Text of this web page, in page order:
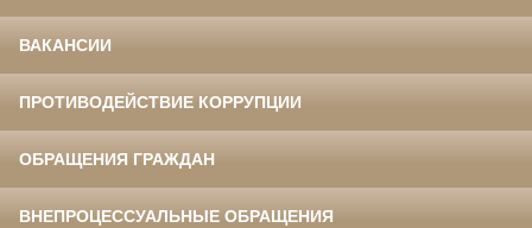
ВАКАНСИИ
ПРОТИВОДЕЙСТВИЕ КОРРУПЦИИ
ОБРАЩЕНИЯ ГРАЖДАН
ВНЕПРОЦЕССУАЛЬНЫЕ ОБРАЩЕНИЯ